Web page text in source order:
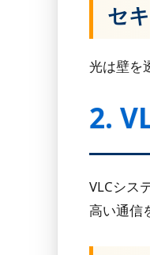
セ
光は壁を
2.
VLCシス
高い通信